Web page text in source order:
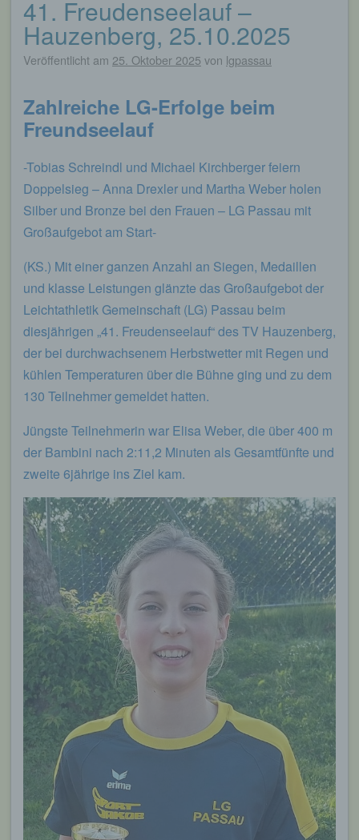
Beitragsnavigation
41. Freudenseelauf –
Hauzenberg, 25.10.2025
Veröffentlicht am 25. Oktober 2025 von lgpassau
Zahlreiche LG-Erfolge beim
Freundseelauf
-Tobias Schreindl und Michael Kirchberger feiern
Doppelsieg – Anna Drexler und Martha Weber holen
Silber und Bronze bei den Frauen – LG Passau mit
Großaufgebot am Start-
(KS.) Mit einer ganzen Anzahl an Siegen, Medaillen
und klasse Leistungen glänzte das Großaufgebot der
Leichtathletik Gemeinschaft (LG) Passau beim
diesjährigen „41. Freudenseelauf“ des TV Hauzenberg,
der bei durchwachsenem Herbstwetter mit Regen und
kühlen Temperaturen über die Bühne ging und zu dem
130 Teilnehmer gemeldet hatten.
Jüngste Teilnehmerin war Elisa Weber, die über 400 m
der Bambini nach 2:11,2 Minuten als Gesamtfünfte und
zweite 6jährige ins Ziel kam.